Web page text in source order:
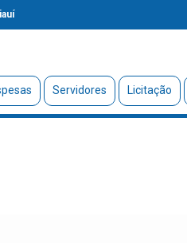
Servidores Licitação